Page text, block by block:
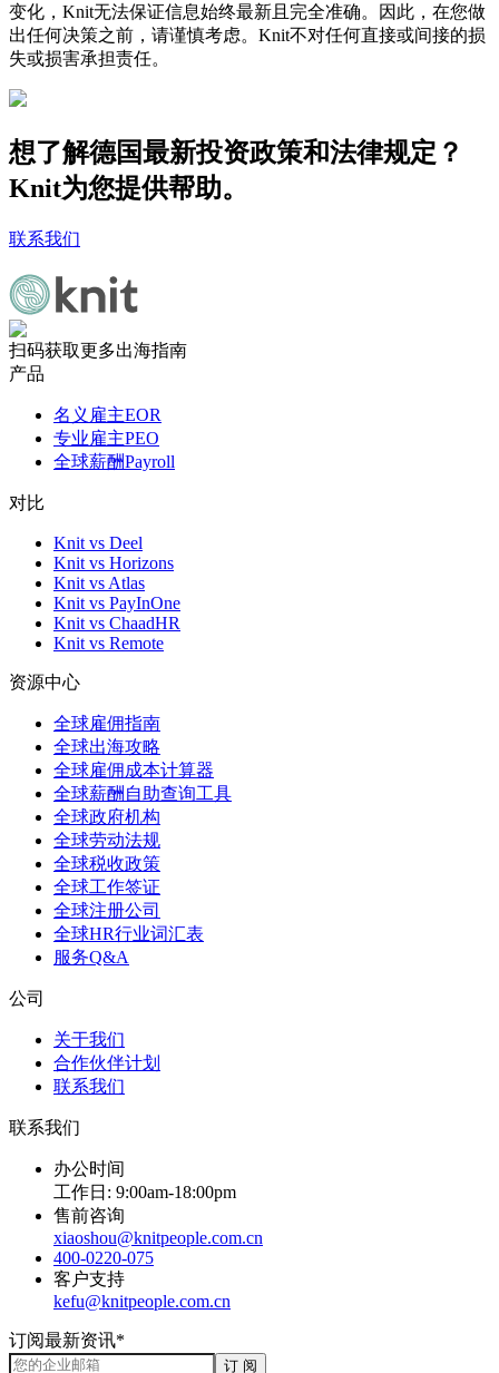
变化，Knit无法保证信息始终最新且完全准确。因此，在您做
出任何决策之前，请谨慎考虑。Knit不对任何直接或间接的损
失或损害承担责任。
想了解德国最新投资政策和法律规定？
Knit为您提供帮助。
联系我们
扫码获取更多出海指南
产品
名义雇主EOR
专业雇主PEO
全球薪酬Payroll
对比
Knit vs Deel
Knit vs Horizons
Knit vs Atlas
Knit vs PayInOne
Knit vs ChaadHR
Knit vs Remote
资源中心
全球雇佣指南
全球出海攻略
全球雇佣成本计算器
全球薪酬自助查询工具
全球政府机构
全球劳动法规
全球税收政策
全球工作签证
全球注册公司
全球HR行业词汇表
服务Q&A
公司
关于我们
合作伙伴计划
联系我们
联系我们
办公时间
工作日: 9:00am-18:00pm
售前咨询
xiaoshou@knitpeople.com.cn
400-0220-075
客户支持
kefu@knitpeople.com.cn
订阅最新资讯*
订 阅